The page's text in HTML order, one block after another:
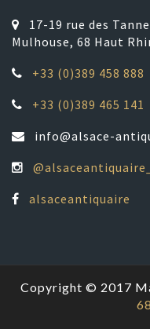
17-19 rue des
Mulhouse, 68 Haut
+33 (0)389 458 888
+33 (0)389 465 141
info@alsace-
alsaceantiquaire
Copyright © 2017